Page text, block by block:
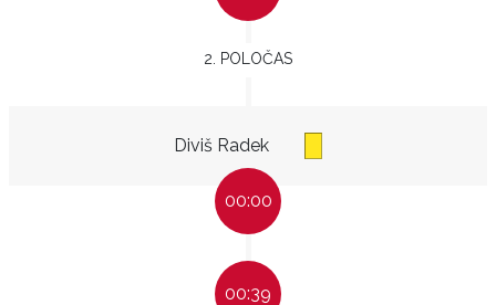
2. POLOČAS
Diviš Radek
00:00
00:39